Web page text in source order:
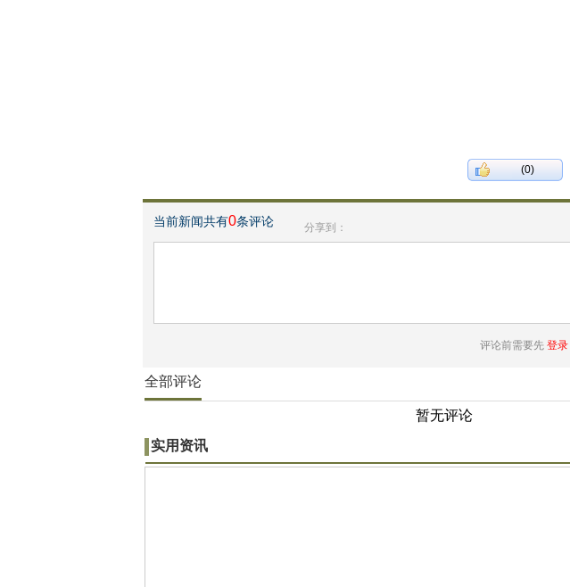
(0)
当前新闻共有0条评论 分享到：
评论前需要先 登录
全部评论
暂无评论
实用资讯